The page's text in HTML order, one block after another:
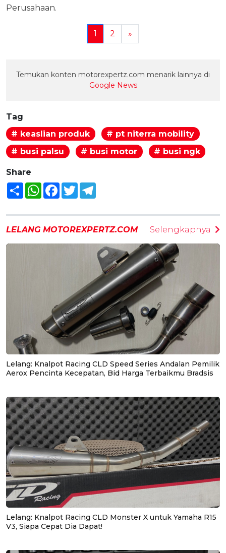
Perusahaan.
1 2 »
Temukan konten motorexpertz.com menarik lainnya di
Google News
Tag
# keaslian produk
# pt niterra mobility
# busi palsu
# busi motor # busi ngk
Share
Share WhatsAppFacebook
Twitter
LELANG MOTOREXPERTZ.COM Selengkapnya
Lelang: Knalpot Racing CLD Speed Series Andalan Pemilik
Aerox Pencinta Kecepatan, Bid Harga Terbaikmu Bradsis
Lelang: Knalpot Racing CLD Monster X untuk Yamaha R15
V3, Siapa Cepat Dia Dapat!